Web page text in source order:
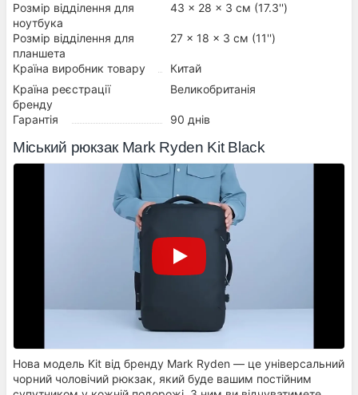
Розмір відділення для
ноутбука
43 x 28 x 3 см (17.3'')
Розмір відділення для
планшета
27 x 18 x 3 см (11'')
Країна виробник товару
Китай
Країна реєстрації
бренду
Великобританія
Гарантія 90 днів
Міський рюкзак Mark Ryden Kit Black
Нова модель Kit від бренду Mark Ryden — це універсальний
чорний чоловічий рюкзак, який буде вашим постійним